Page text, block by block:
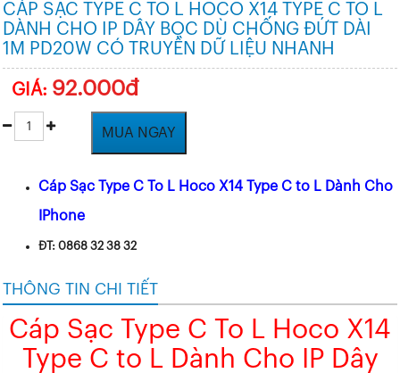
CÁP SẠC TYPE C TO L HOCO X14 TYPE C TO L
DÀNH CHO IP DÂY BỌC DÙ CHỐNG ĐỨT DÀI
1M PD20W CÓ TRUYỀN DỮ LIỆU NHANH
GIÁ: 92.000đ
MUA NGAY
Cáp Sạc Type C To L Hoco X14 Type C to L Dành Cho
IPhone
ĐT: 0868 32 38 32
THÔNG TIN CHI TIẾT
Cáp Sạc Type C To L Hoco X14
Type C to L Dành Cho IP Dây